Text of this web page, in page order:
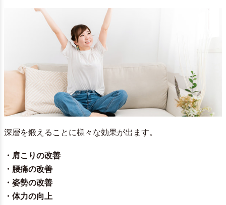
深層を鍛えることに様々な効果が出ます。
・肩こりの改善
・腰痛の改善
・姿勢の改善
・体力の向上